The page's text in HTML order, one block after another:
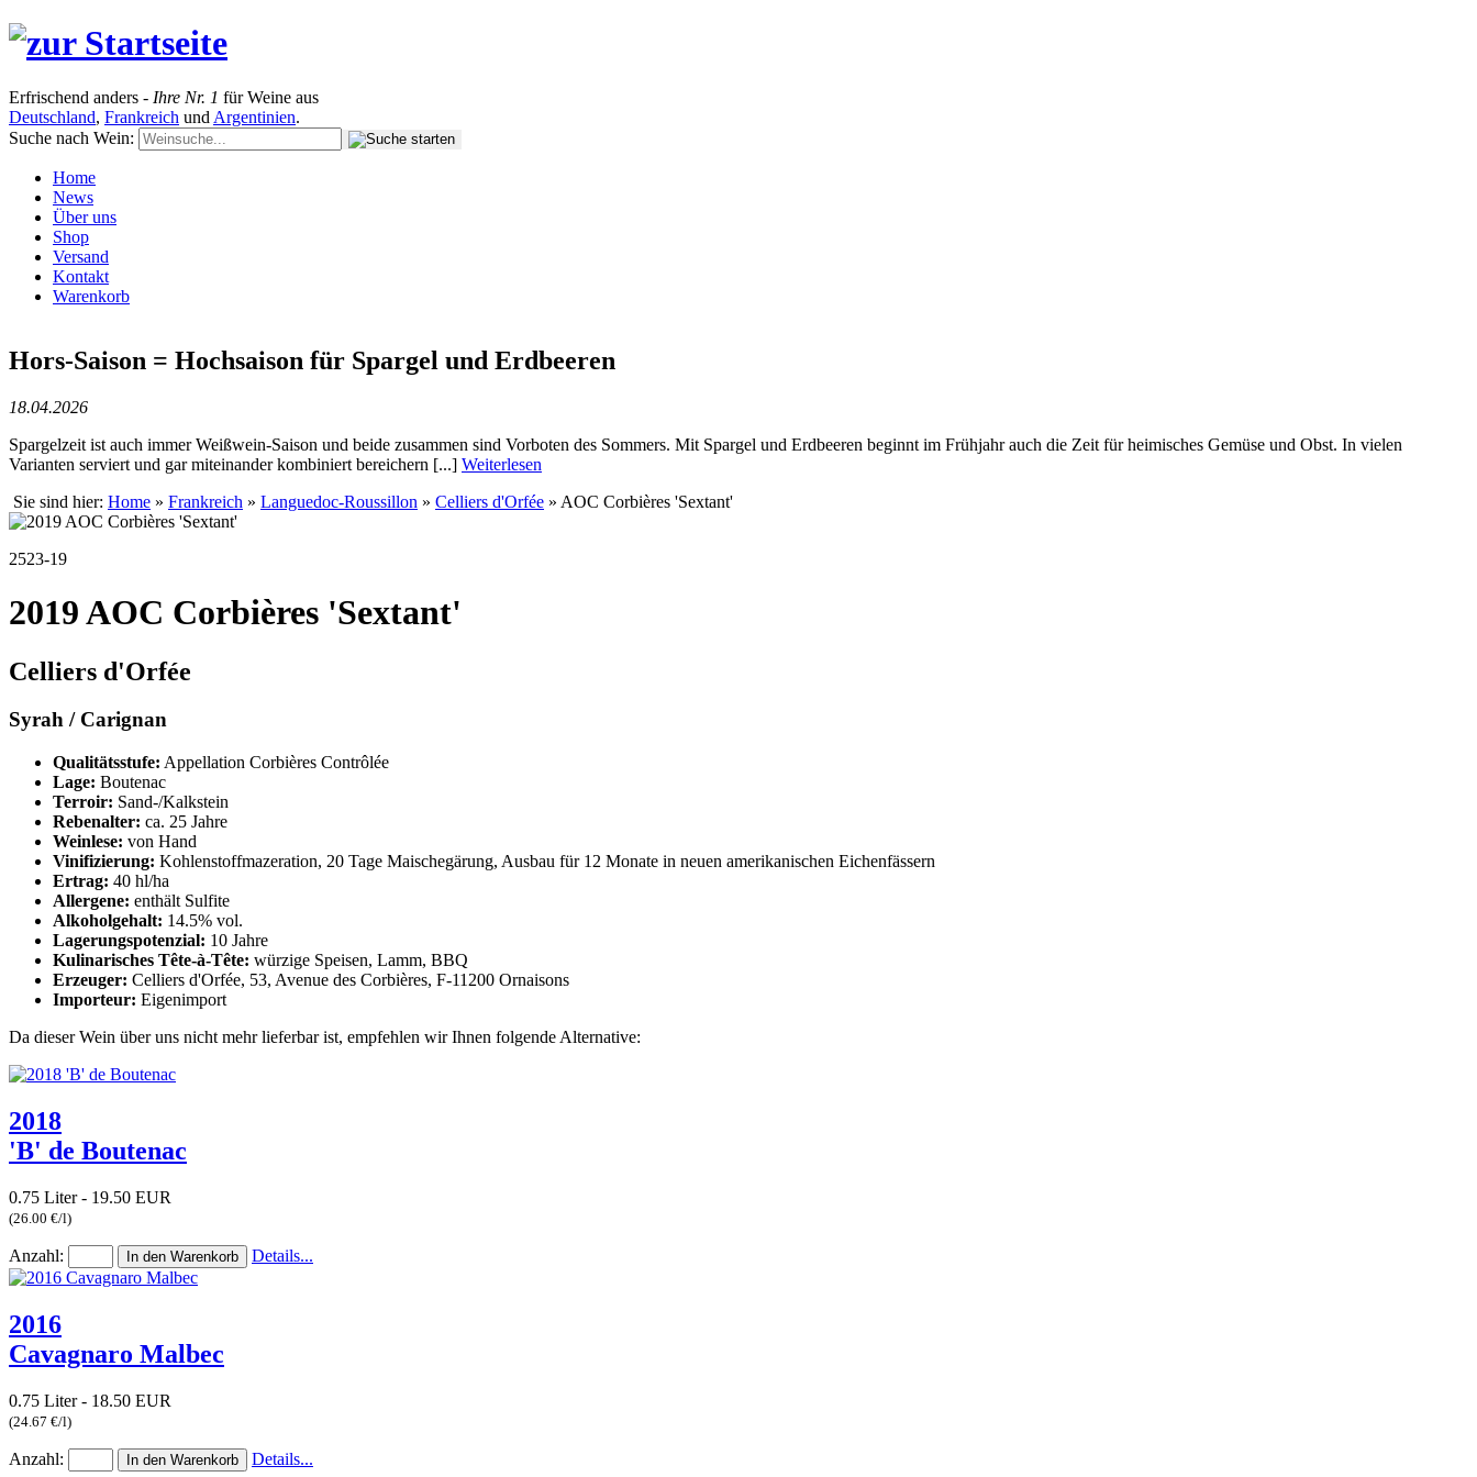
Erfrischend anders - Ihre Nr. 1 für Weine aus
Deutschland, Frankreich und Argentinien.
Suche nach Wein:
Home
News
Über uns
Shop
Versand
Kontakt
Warenkorb
Hors-Saison = Hochsaison für Spargel und Erdbeeren
18.04.2026
Spargelzeit ist auch immer Weißwein-Saison und beide zusammen sind Vorboten des Sommers. Mit Spargel und Erdbeeren beginnt im Frühjahr auch die Zeit für heimisches Gemüse und Obst. In vielen
Varianten serviert und gar miteinander kombiniert bereichern [...] Weiterlesen
Sie sind hier: Home » Frankreich » Languedoc-Roussillon » Celliers d'Orfée » AOC Corbières 'Sextant'
2523-19
2019 AOC Corbières 'Sextant'
Celliers d'Orfée
Syrah / Carignan
Qualitätsstufe: Appellation Corbières Contrôlée
Lage: Boutenac
Terroir: Sand-/Kalkstein
Rebenalter: ca. 25 Jahre
Weinlese: von Hand
Vinifizierung: Kohlenstoffmazeration, 20 Tage Maischegärung, Ausbau für 12 Monate in neuen amerikanischen Eichenfässern
Ertrag: 40 hl/ha
Allergene: enthält Sulfite
Alkoholgehalt: 14.5% vol.
Lagerungspotenzial: 10 Jahre
Kulinarisches Tête-à-Tête: würzige Speisen, Lamm, BBQ
Erzeuger: Celliers d'Orfée, 53, Avenue des Corbières, F-11200 Ornaisons
Importeur: Eigenimport
Da dieser Wein über uns nicht mehr lieferbar ist, empfehlen wir Ihnen folgende Alternative:
2018
'B' de Boutenac
0.75 Liter - 19.50 EUR
(26.00 €/l)
Anzahl: Details...
2016
Cavagnaro Malbec
0.75 Liter - 18.50 EUR
(24.67 €/l)
Anzahl: Details...